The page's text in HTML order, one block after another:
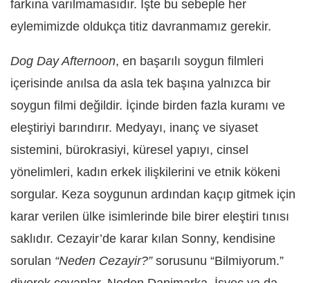
farkına varılmamasıdır. İşte bu sebeple her
eylemimizde oldukça titiz davranmamız gerekir.
Dog Day Afternoon, en başarılı soygun filmleri
içerisinde anılsa da asla tek başına yalnızca bir
soygun filmi değildir. İçinde birden fazla kuramı ve
eleştiriyi barındırır. Medyayı, inanç ve siyaset
sistemini, bürokrasiyi, küresel yapıyı, cinsel
yönelimleri, kadın erkek ilişkilerini ve etnik kökeni
sorgular. Keza soygunun ardından kaçıp gitmek için
karar verilen ülke isimlerinde bile birer eleştiri tınısı
saklıdır. Cezayir’de karar kılan Sonny, kendisine
sorulan “Neden Cezayir?”sorusunu “Bilmiyorum.”